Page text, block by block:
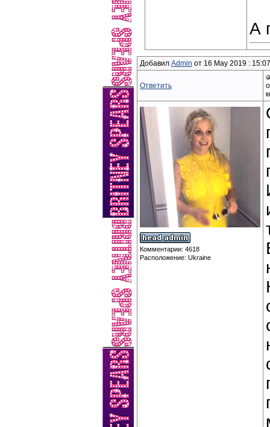
А
Добавил Admin от 16 May 2019 : 15:07
Ответить
Комментарии: 4618
Расположение: Ukraine